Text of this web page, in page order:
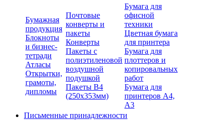
Бумажная
продукция
Блокноты
и бизнес-
тетради
Атласы
Открытки,
грамоты,
дипломы
Почтовые
конверты и
пакеты
Конверты
Пакеты с
полиэтиленовой
воздушной
подушкой
Пакеты В4
(250х353мм)
Бумага для
офисной
техники
Цветная бумага
для принтера
Бумага для
плоттеров и
копировальных
работ
Бумага для
принтеров А4,
А3
Письменные принадлежности